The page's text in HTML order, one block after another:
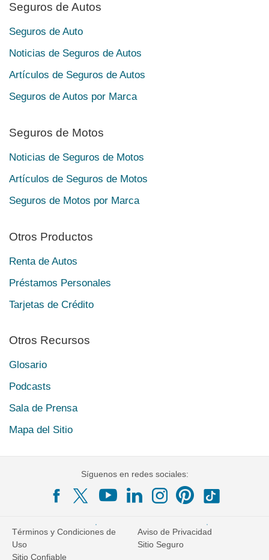
Seguros de Autos
Seguros de Auto
Noticias de Seguros de Autos
Artículos de Seguros de Autos
Seguros de Autos por Marca
Seguros de Motos
Noticias de Seguros de Motos
Artículos de Seguros de Motos
Seguros de Motos por Marca
Otros Productos
Renta de Autos
Préstamos Personales
Tarjetas de Crédito
Otros Recursos
Glosario
Podcasts
Sala de Prensa
Mapa del Sitio
Síguenos en redes sociales:
Términos y Condiciones de
Uso
Aviso de Privacidad
Sitio Seguro
Sitio Confiable